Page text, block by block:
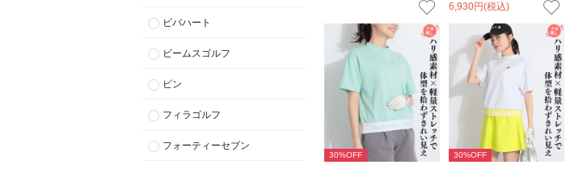
ビバハート
ビームスゴルフ
ピン
フィラゴルフ
フォーティーセブン
6,930円(税込)
30%OFF 30%OFF